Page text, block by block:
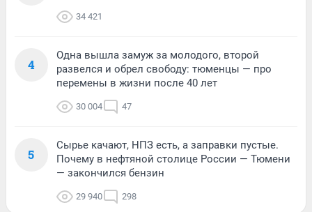
34 421
4
Одна вышла замуж за молодого, второй
развелся и обрел свободу: тюменцы — про
перемены в жизни после 40 лет
30 004 47
5
Сырье качают, НПЗ есть, а заправки пустые.
Почему в нефтяной столице России — Тюмени
— закончился бензин
29 940 298